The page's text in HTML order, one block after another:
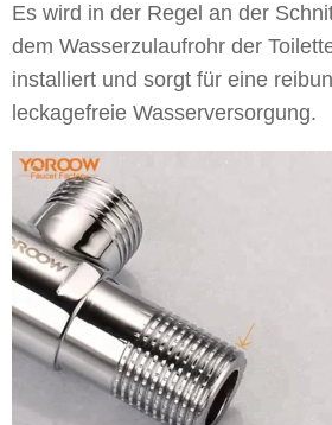
Es wird in der Regel an der
dem Wasserzulaufrohr der
installiert und sorgt für eine
leckagefreie Wasserversorgung.